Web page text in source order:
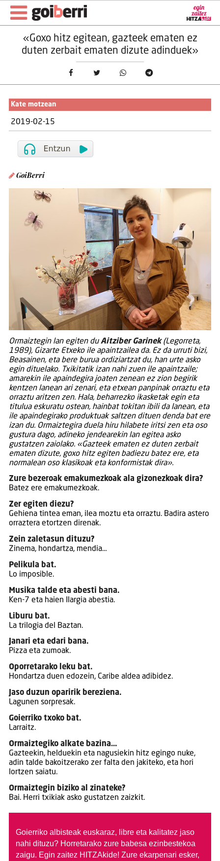
«Goxo hitz egitean, gazteek ematen ez
duten zerbait ematen dizute adinduek»
Kate motzean
2019-02-15
GoiBerri
Ormaiztegin lan egiten duAitziber Garinek(Legorreta,
1989), Gizarte Etxeko ile apaintzailea da. Ez da urruti bizi,
Beasainen, eta bere burua ordiziartzat du, han urte asko
egin dituelako. Txikitatik izan nahi zuen ile apaintzaile;
amarekin ile apaindegira joaten zenean ez zion begirik
kentzen lanean ari zenari, eta etxean panpinak orraztu eta
orraztu aritzen zen. Hala, beharrezko ikasketak egin eta
titulua eskuratu ostean, hainbat tokitan ibili da lanean, eta
ile apaindegirako produktuak saltzen dituen denda bat ere
izan du. Ormaiztegira duela hiru hilabete iritsi zen eta oso
gustura dago, adineko jendearekin lan egitea asko
gustatzen zaiolako. «Gazteek ematen ez duten zerbait
ematen dizute, goxo hitz egiten badiezu batez ere, eta
normalean oso klasikoak eta konformistak dira».
Zure bezeroak emakumezkoak ala gizonezkoak dira?
Batez ere emakumezkoak.
Zer egiten diezu?
Gehiena tintea eman, ilea moztu eta orraztu. Badira astero
orraztera etortzen direnak.
Zein zaletasun dituzu?
Zinema, hondartza, mendia…
Pelikula bat.
Lo imposible.
Musika talde eta abesti bana.
Ken-7 eta haien Ilargia abestia.
Liburu bat.
La trilogia del Baztan.
Janari eta edari bana.
Pizza eta zumoak.
Oporretarako leku bat.
Hondartza duen edozein, Caribe aldea adibidez.
Jaso duzun oparirik bereziena.
Lagunen sorpresak.
Goierriko txoko bat.
Larraitz.
Ormaiztegiko alkate bazina…
Gazteekin, helduekin eta nagusiekin hitz egingo nuke,
adin talde bakoitzerako zer falta den jakiteko, eta hori
lortzen saiatu.
Ormaiztegin biziko al zinateke?
Bai. Herri txikiak asko gustatzen zaizkit.
Goierriko albisteak euskaraz, libre eta kalitatez jaso
nahi dituzu? Horretarako zure babesa ezinbestekoa
zaigu. Egin zaitez HITZAkide! Zure ekarpenari esker,